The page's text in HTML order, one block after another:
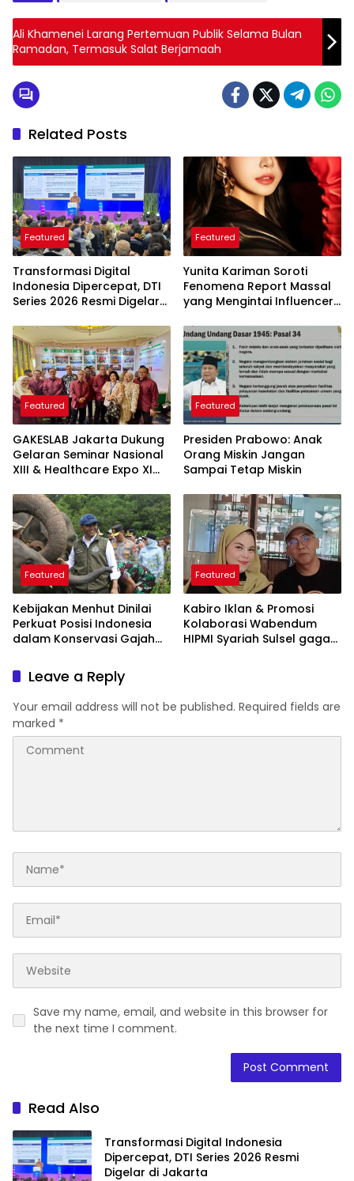
Ali Khamenei Larang Pertemuan Publik Selama Bulan
Ramadan, Termasuk Salat Berjamaah
Related Posts
Featured
Transformasi Digital
Indonesia Dipercepat, DTI
Series 2026 Resmi Digelar
Featured
Yunita Kariman Soroti
Fenomena Report Massal
yang Mengintai Influencer,
yang Perlu Diketahui
Featured
GAKESLAB Jakarta Dukung
Gelaran Seminar Nasional
XIII & Healthcare Expo XI
Featured
Presiden Prabowo: Anak
Orang Miskin Jangan
Sampai Tetap Miskin
Featured
Kebijakan Menhut Dinilai
Perkuat Posisi Indonesia
dalam Konservasi Gajah
Featured
Kabiro Iklan & Promosi
Kolaborasi Wabendum
HIPMI Syariah Sulsel gagas
Leave a Reply
Your email address will not be published. Required fields are
marked *
Save my name, email, and website in this browser for
the next time I comment.
Read Also
Transformasi Digital Indonesia
Dipercepat, DTI Series 2026 Resmi
Digelar di Jakarta